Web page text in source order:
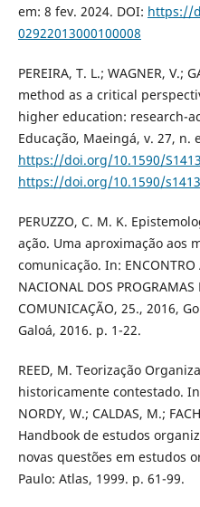
em: 8 fev. 2024. DOI: https://
02922013000100008
PEREIRA, T. L.; WAGNER, V.;
method as a critical
higher education: research-
Educação, Maeingá, v. 27, n.
https://doi.org/10.1590/
https://doi.org/10.1590/
PERUZZO, C. M. K.
ação. Uma aproximação aos
comunicação. In: ENCONTRO
NACIONAL DOS PROGRAMAS
COMUNICAÇÃO, 25., 2016,
Galoá, 2016. p. 1-22.
REED, M. Teorização
historicamente contestado. In:
NORDY, W.; CALDAS, M.;
Handbook de estudos
novas questões em estudos
Paulo: Atlas, 1999. p. 61-99.